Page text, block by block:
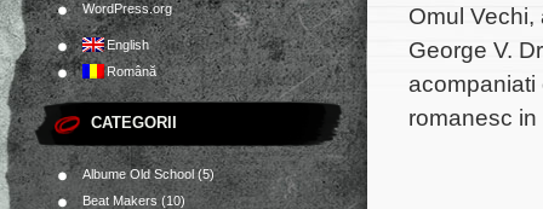
WordPress.org
English
Română
CATEGORII
Albume Old School(5)
Beat Makers(10)
Omul
George V.
acompaniati
romanesc